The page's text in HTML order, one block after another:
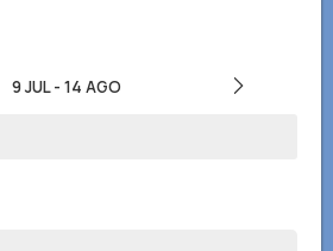
9 JUL- 14 AGO